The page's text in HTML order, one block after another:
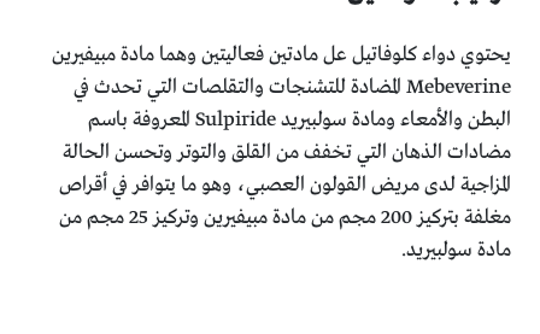
يحتوي دواء كلوفاتيل عل مادتين فعاليتين وهما مادة مبيفيرين
Mebeverine المضادة للتشنجات والتقلصات التي تحدث في
البطن والأمعاء ومادة سولبيريد Sulpiride المعروفة باسم
مضادات الذهان التي تخفف من القلق والتوتر وتحسن الحالة
المزاجية لدى مريض القولون العصبي، وهو ما يتوافر في أقراص
مغلفة بتركيز 200 مجم من مادة مبيفيرين وتركيز 25 مجم من
مادة سولبيريد.